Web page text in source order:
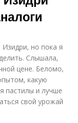
Изидри, но пока я
Слышала,
цене. Беломо,
какую
пастилы и лучше
свой урожай